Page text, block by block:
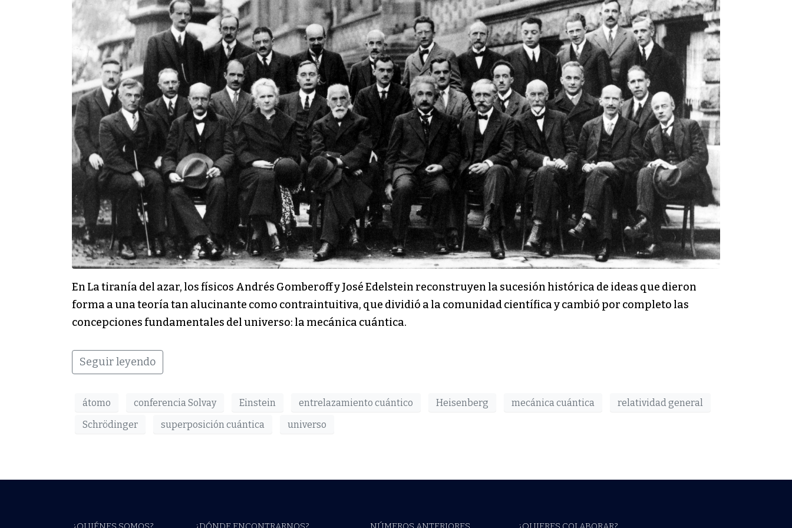
En La tiranía del azar, los físicos Andrés Gomberoff y José Edelstein reconstruyen la sucesión histórica de ideas que dieron
forma a una teoría tan alucinante como contraintuitiva, que dividió a la comunidad científica y cambió por completo las
concepciones fundamentales del universo: la mecánica cuántica.
Seguir leyendo
átomo conferencia Solvay Einstein entrelazamiento cuántico Heisenberg mecánica cuántica
relatividad general
Schrödinger
superposición cuántica universo